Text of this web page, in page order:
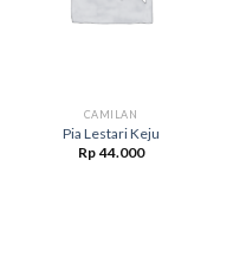
CAMILAN
Pia Lestari Keju
Rp 44.000